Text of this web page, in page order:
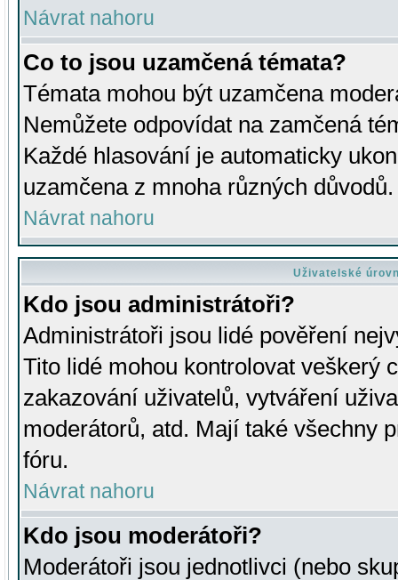
Návrat nahoru
Co to jsou uzamčená témata?
Témata mohou být uzamčena
Nemůžete odpovídat na zamčená
Každé hlasování je automaticky
uzamčena z mnoha různých důvodů.
Návrat nahoru
Uživatelské
Kdo jsou administrátoři?
Administrátoři jsou lidé pověření
Tito lidé mohou kontrolovat veškerý
zakazování uživatelů, vytváření
moderátorů, atd. Mají také všechny
fóru.
Návrat nahoru
Kdo jsou moderátoři?
Moderátoři jsou jednotlivci (nebo